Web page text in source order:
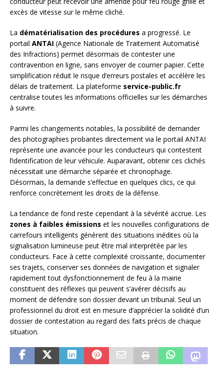
excès de vitesse sur le même cliché.
La dématérialisation des procédures a progressé. Le
portail ANTAI (Agence Nationale de Traitement Automatisé
des Infractions) permet désormais de contester une
contravention en ligne, sans envoyer de courrier papier. Cette
simplification réduit le risque d’erreurs postales et accélère les
délais de traitement. La plateforme service-public.fr
centralise toutes les informations officielles sur les démarches
à suivre.
Parmi les changements notables, la possibilité de demander
des photographies probantes directement via le portail ANTAI
représente une avancée pour les conducteurs qui contestent
l’identification de leur véhicule. Auparavant, obtenir ces clichés
nécessitait une démarche séparée et chronophage.
Désormais, la demande s’effectue en quelques clics, ce qui
renforce concrètement les droits de la défense.
La tendance de fond reste cependant à la sévérité accrue. Les
zones à faibles émissions et les nouvelles configurations de
carrefours intelligents génèrent des situations inédites où la
signalisation lumineuse peut être mal interprétée par les
conducteurs. Face à cette complexité croissante, documenter
ses trajets, conserver ses données de navigation et signaler
rapidement tout dysfonctionnement de feu à la mairie
constituent des réflexes qui peuvent s’avérer décisifs au
moment de défendre son dossier devant un tribunal. Seul un
professionnel du droit est en mesure d’apprécier la solidité d’un
dossier de contestation au regard des faits précis de chaque
situation.